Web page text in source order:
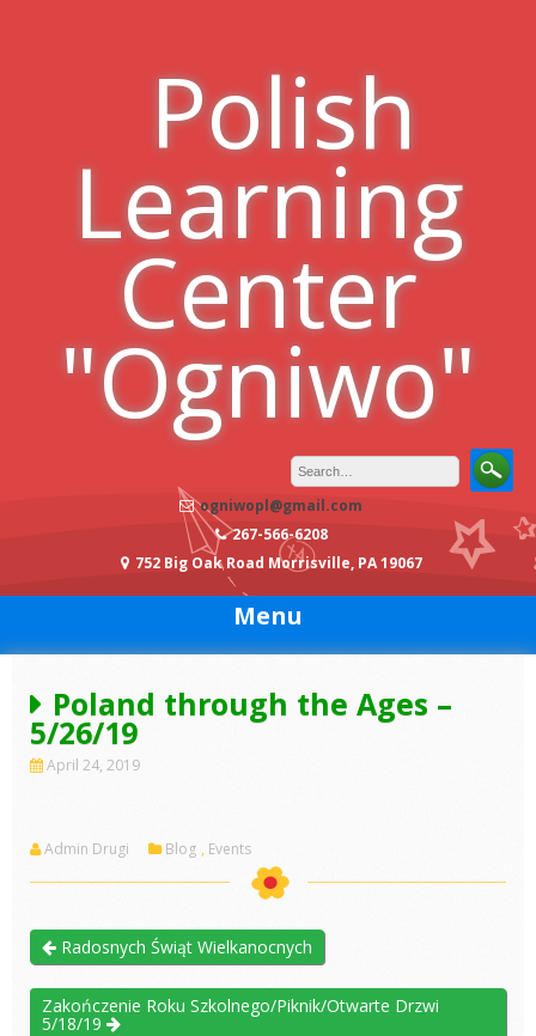
Polish
Learning
Center
"Ogniwo"
ogniwopl@gmail.com
267-566-6208
752 Big Oak Road Morrisville, PA 19067
Menu
Poland through the Ages –
5/26/19
April 24, 2019
Admin Drugi Blog , Events
Radosnych Świąt Wielkanocnych
Zakończenie Roku Szkolnego/Piknik/Otwarte Drzwi
5/18/19